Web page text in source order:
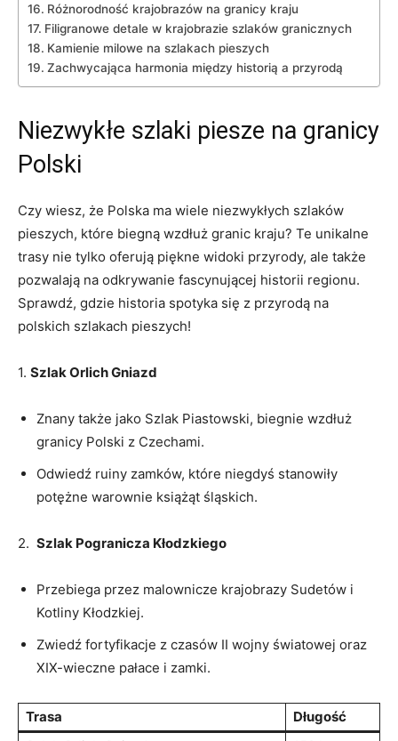
Różnorodność krajobrazów ⁣na granicy kraju
Filigranowe detale w ​krajobrazie szlaków granicznych
Kamienie‌ milowe na‍ szlakach ⁣pieszych
Zachwycająca harmonia między historią ⁤a przyrodą
Niezwykłe szlaki‌ piesze na ‌granicy
Polski
Czy wiesz, że Polska ma ​wiele niezwykłych​ szlaków
⁣pieszych, które biegną ‌wzdłuż granic kraju?⁤ Te⁤ unikalne
trasy nie tylko oferują‌ piękne widoki przyrody, ale także
pozwalają⁢ na odkrywanie fascynującej historii regionu.
Sprawdź, gdzie ⁤historia spotyka się z przyrodą na⁢
polskich⁣ szlakach ‌pieszych!
1.‌ Szlak Orlich Gniazd
Znany także jako Szlak⁣ Piastowski, ⁣biegnie⁢ wzdłuż
granicy Polski​ z Czechami.
Odwiedź ruiny‌ zamków, które niegdyś stanowiły
potężne warownie książąt śląskich.
2. ⁢ Szlak Pogranicza Kłodzkiego
Przebiega przez malownicze krajobrazy Sudetów i
Kotliny Kłodzkiej.
Zwiedź fortyfikacje ⁢z czasów II⁢ wojny ‌światowej oraz
XIX-wieczne ⁤pałace​ i ⁣zamki.
Trasa
Długość